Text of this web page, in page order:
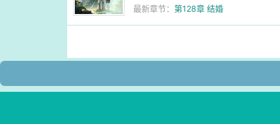
最新章节：第128章 结婚